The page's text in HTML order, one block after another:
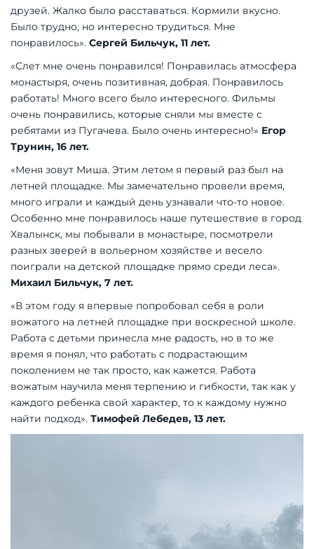
друзей. Жалко было расставаться. Кормили вкусно.
Было трудно, но интересно трудиться. Мне
понравилось». Сергей Бильчук, 11 лет.
«Слет мне очень понравился! Понравилась атмосфера
монастыря, очень позитивная, добрая. Понравилось
работать! Много всего было интересного. Фильмы
очень понравились, которые сняли мы вместе с
ребятами из Пугачева. Было очень интересно!» Егор
Трунин, 16 лет.
«Меня зовут Миша. Этим летом я первый раз был на
летней площадке. Мы замечательно провели время,
много играли и каждый день узнавали что-то новое.
Особенно мне понравилось наше путешествие в город
Хвалынск, мы побывали в монас­тыре, посмотрели
разных зверей в вольерном хозяйстве и весело
поиграли на детской площадке прямо среди леса».
Михаил Бильчук, 7 лет.
«В этом году я впервые попробовал себя в роли
вожатого на летней площадке при воскресной школе.
Работа с детьми принесла мне радость, но в то же
время я понял, что работать с подрастающим
поколением не так просто, как кажется. Работа
вожатым научила меня терпению и гибкости, так как у
каждого ребенка свой характер, то к каждому нужно
найти подход». Тимофей Лебедев, 13 лет.